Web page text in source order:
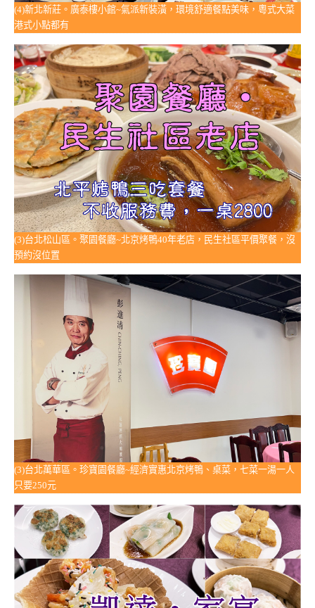
(4)新北新莊。廣泰樓小館~氣派新裝潢，環境舒適餐點美味，粵式大菜
港式小點都有
(3)台北松山區。聚園餐廳~北京烤鴨40年老店，民生社區平價聚餐，沒
預約沒位置
(3)台北萬華區。珍寶園餐廳~經濟實惠北京烤鴨、桌菜，七菜一湯一人
只要250元